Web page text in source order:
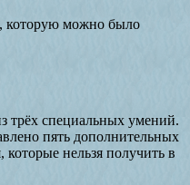
которую можно было
трёх специальных умений.
пять дополнительных
нельзя получить в